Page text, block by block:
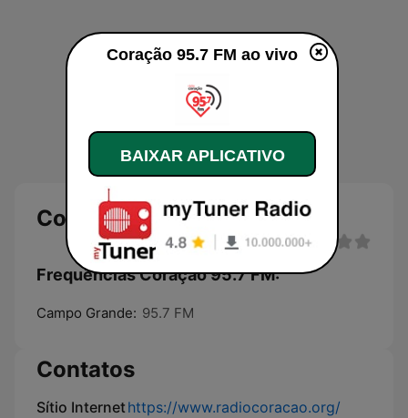
Coração 95.7 FM
Frequências Coração 95.7 FM:
Campo Grande: 95.7 FM
Contatos
Sítio Internethttps://www.radiocoracao.org/
Coração 95.7 FM ao vivo
BAIXAR APLICATIVO